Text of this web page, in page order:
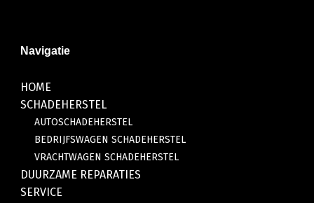
Navigatie
HOME
SCHADEHERSTEL
AUTOSCHADEHERSTEL
BEDRIJFSWAGEN SCHADEHERSTEL
VRACHTWAGEN SCHADEHERSTEL
DUURZAME REPARATIES
SERVICE